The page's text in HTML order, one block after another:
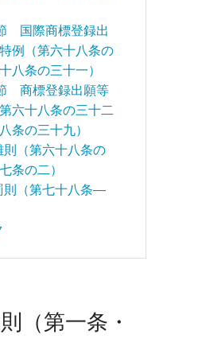
国際商標登録出
例（第六十八条の
八条の三十一）
商標登録出願等
六十八条の三十二
条の三十九）
（第六十八条の
条の二）
（第七十八条―
（第一条・